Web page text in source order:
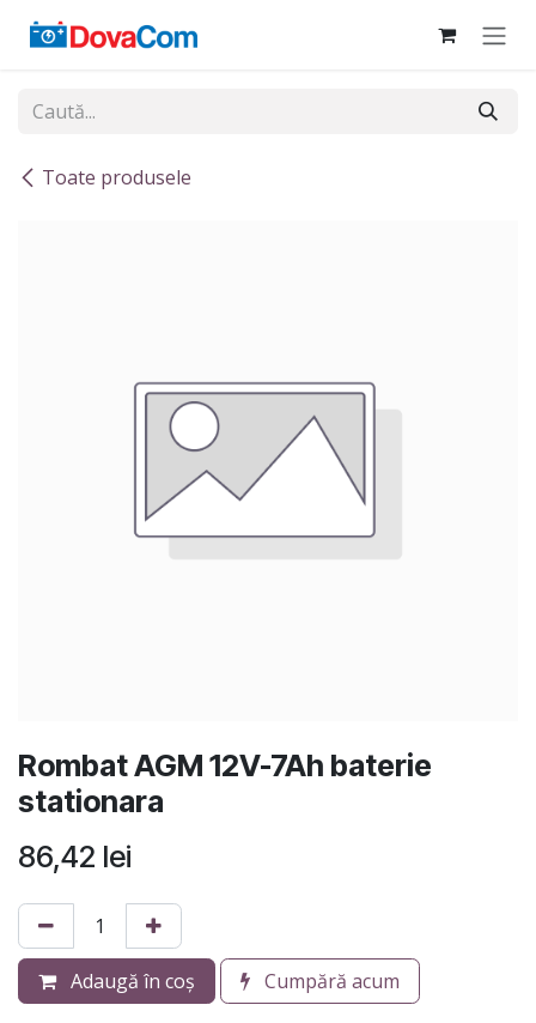
Toate produsele
Rombat AGM 12V-7Ah baterie
stationara
86,42 lei
Adaugă în coș Cumpără acum